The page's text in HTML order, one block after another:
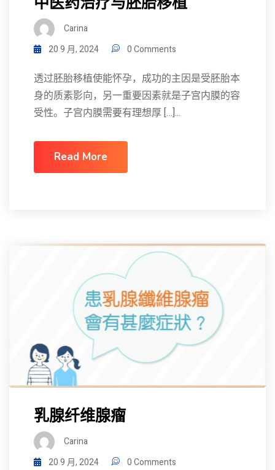
Carina
20 9 月, 2024
0 Comments
透过胚胎移植使能怀孕，成功的主因是受胚胎本
身的质素影向，另一重要因素就是子宫内膜的容
受性。子宫内膜需要有理想厚 […]...
Read More
乳腺纤维腺瘤
Carina
20 9 月, 2024
0 Comments